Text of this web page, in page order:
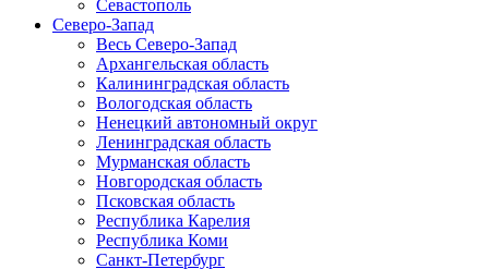
Севастополь
Северо-Запад
Весь Северо-Запад
Архангельская область
Калининградская область
Вологодская область
Ненецкий автономный округ
Ленинградская область
Мурманская область
Новгородская область
Псковская область
Республика Карелия
Республика Коми
Санкт-Петербург